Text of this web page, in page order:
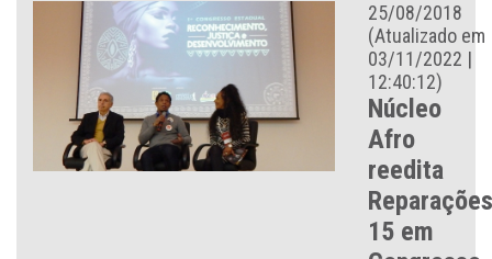
25/08/2018
(Atualizado em
03/11/2022 |
12:40:12)
Núcleo
Afro
reedita
Reparações
15 em